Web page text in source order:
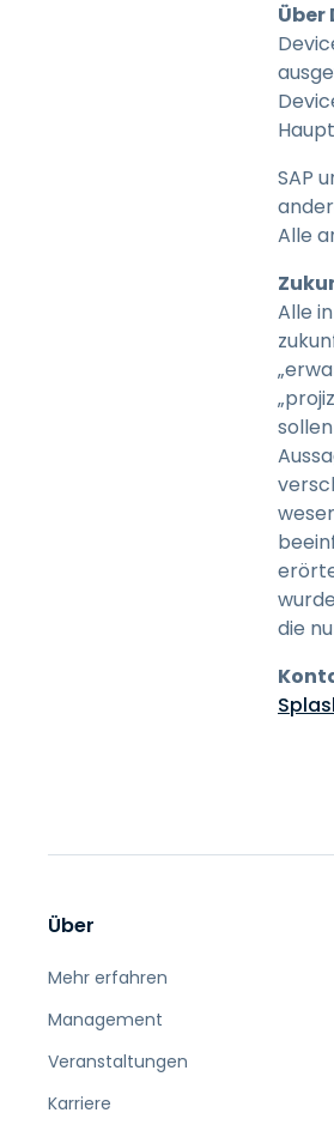
Über
SAP
Alle
Alle
die
Über
Mehr erfahren
Management
Veranstaltungen
Karriere